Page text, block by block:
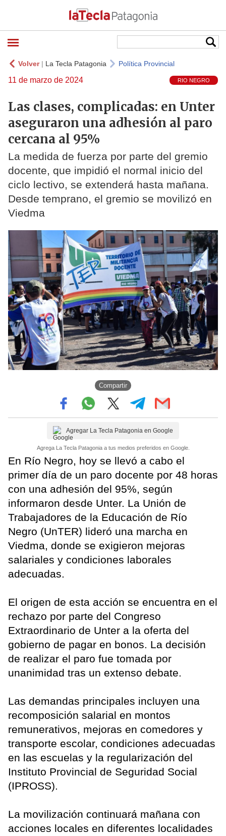
Volver| La Tecla Patagonia Política Provincial
11 de marzo de 2024 RIO NEGRO
Las clases, complicadas: en Unter
aseguraron una adhesión al paro
cercana al 95%
La medida de fuerza por parte del gremio
docente, que impidió el normal inicio del
ciclo lectivo, se extenderá hasta mañana.
Desde temprano, el gremio se movilizó en
Viedma
Compartir
Agregar La Tecla Patagonia en Google
Agrega La Tecla Patagonia a tus medios preferidos en Google.
En Río Negro, hoy se llevó a cabo el
primer día de un paro docente por 48 horas
con una adhesión del 95%, según
informaron desde Unter. La Unión de
Trabajadores de la Educación de Río
Negro (UnTER) lideró una marcha en
Viedma, donde se exigieron mejoras
salariales y condiciones laborales
adecuadas.
El origen de esta acción se encuentra en el
rechazo por parte del Congreso
Extraordinario de Unter a la oferta del
gobierno de pagar en bonos. La decisión
de realizar el paro fue tomada por
unanimidad tras un extenso debate.
Las demandas principales incluyen una
recomposición salarial en montos
remunerativos, mejoras en comedores y
transporte escolar, condiciones adecuadas
en las escuelas y la regularización del
Instituto Provincial de Seguridad Social
(IPROSS).
La movilización continuará mañana con
acciones locales en diferentes localidades